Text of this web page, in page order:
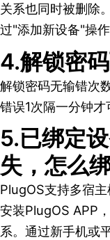
关系也同时被删除
过"添加新设备"操
4.解锁密
解锁密码无输错次
错误1次隔一分钟才
5.已绑定
失，怎么
PlugOS支持多宿
安装PlugOS APP
系。通过新手机或